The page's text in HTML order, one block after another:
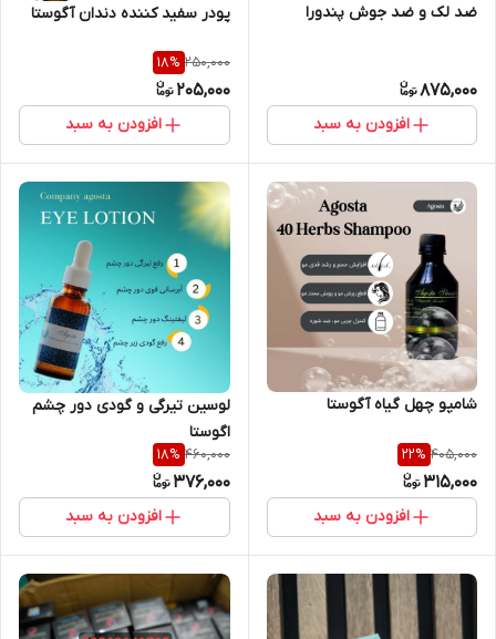
ضد لک و ضد جوش پندورا
875,000
افزودن به سبد
پودر سفید کننده دندان آگوستا
250,000
18%
205,000
افزودن به سبد
شامپو چهل گیاه آگوستا
405,000
22%
315,000
افزودن به سبد
لوسین تیرگی و گودی دور چشم
اگوستا
460,000
18%
376,000
افزودن به سبد